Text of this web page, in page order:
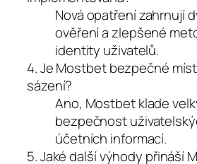
Nová opatření zahrnují
ověření a zlepšené
identity uživatelů.
4. Je Mostbet bezpečné
sázení?
Ano, Mostbet klade
bezpečnost
účetních informací.
5. Jaké další výhody přináší